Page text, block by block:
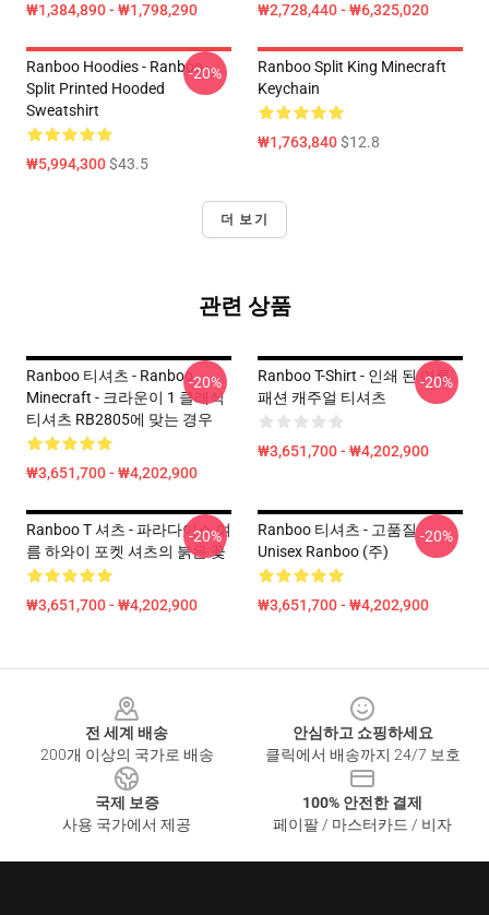
₩1,384,890 - ₩1,798,290 ₩2,728,440 - ₩6,325,020
Ranboo Hoodies - Ranboo
Split Printed Hooded
Sweatshirt
₩5,994,300$43.5
-20%
Ranboo Split King Minecraft
Keychain
₩1,763,840$12.8
더 보기
관련 상품
Ranboo 티셔츠 - Ranboo
Minecraft - 크라운이 1 클래식
티셔츠 RB2805에 맞는 경우
₩3,651,700 - ₩4,202,900
-20%
Ranboo T-Shirt - 인쇄 된 여름
패션 캐주얼 티셔츠
₩3,651,700 - ₩4,202,900
-20%
Ranboo T 셔츠 - 파라다이스 여
름 하와이 포켓 셔츠의 붉은 꽃
₩3,651,700 - ₩4,202,900
-20%
Ranboo 티셔츠 - 고품질
Unisex Ranboo (주)
₩3,651,700 - ₩4,202,900
-20%
전 세계 배송
200개 이상의 국가로 배송
안심하고 쇼핑하세요
클릭에서 배송까지 24/7 보호
국제 보증
사용 국가에서 제공
100% 안전한 결제
페이팔 / 마스터카드 / 비자